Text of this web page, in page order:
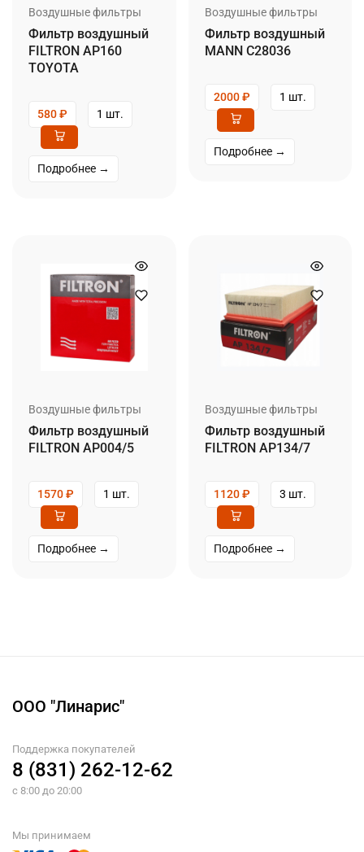
Воздушные фильтры
Фильтр воздушный
FILTRON AP160
TOYOTA
580₽ 1 шт.
Подробнее →
Воздушные фильтры
Фильтр воздушный
MANN C28036
2000₽ 1 шт.
Подробнее →
Воздушные фильтры
Фильтр воздушный
FILTRON AP004/5
1570₽ 1 шт.
Подробнее →
Воздушные фильтры
Фильтр воздушный
FILTRON AP134/7
1120₽ 3 шт.
Подробнее →
ООО "Линарис"
Поддержка покупателей
8 (831) 262-12-62
с 8:00 до 20:00
Мы принимаем